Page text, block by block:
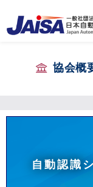
協会概
自動認識